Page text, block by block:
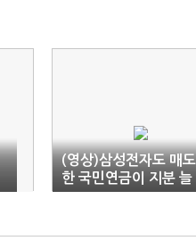
(영상)삼성전자도 매도
한 국민연금이 지분 늘
린 기업은?